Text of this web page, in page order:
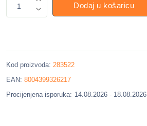
1 Dodaj u košaricu
Kod proizvoda: 283522
EAN: 8004399326217
Procijenjena isporuka: 14.08.2026 - 18.08.2026